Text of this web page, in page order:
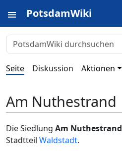
PotsdamWiki
Seite Diskussion Aktionen
Am Nuthestrand
Die Siedlung Am Nuthestrand
Stadtteil Waldstadt.